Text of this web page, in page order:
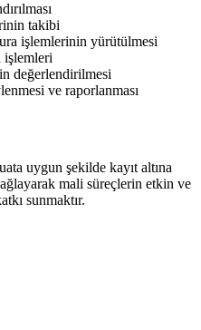
takibi
işlemlerinin yürütülmesi
işlemleri
değerlendirilmesi
ve raporlanması
uygun şekilde kayıt altına
sağlayarak mali süreçlerin etkin ve
sunmaktır.